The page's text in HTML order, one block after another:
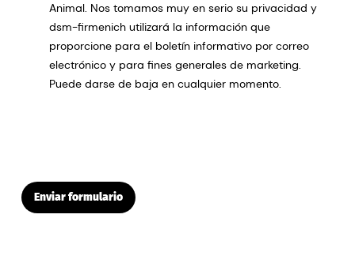
Animal. Nos tomamos muy en serio su privacidad y
dsm-firmenich utilizará la información que
proporcione para el boletín informativo por correo
electrónico y para fines generales de marketing.
Puede darse de baja en cualquier momento.
Enviar formulario